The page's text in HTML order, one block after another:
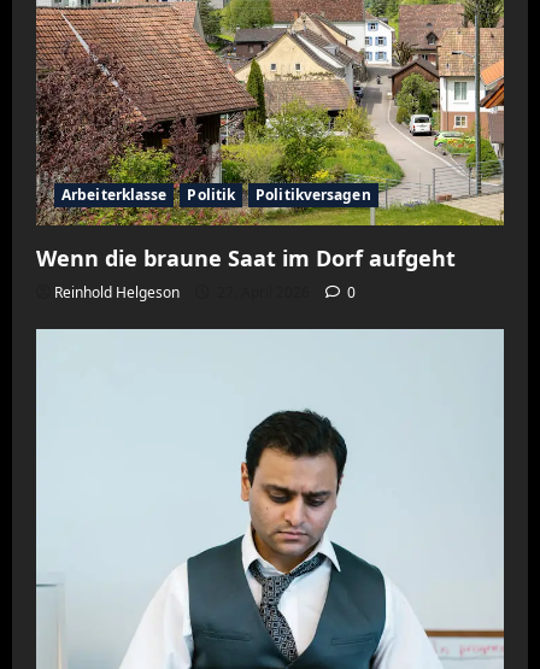
Arbeiterklasse Politik Politikversagen
Wenn die braune Saat im Dorf aufgeht
Reinhold Helgeson 0